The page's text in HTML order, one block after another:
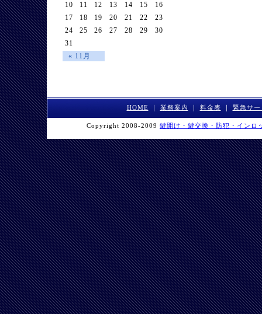
« 11月
10
11 12 13 14 15
16
17
18 19 20 21 22
23
24
25 26 27 28 29
30
31
HOME ｜ 業務案内 ｜ 料金表 ｜ 緊急サー
Copyright 2008-2009 鍵開け・鍵交換・防犯・インロ